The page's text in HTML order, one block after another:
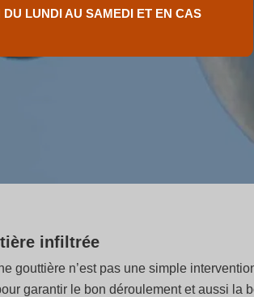
LUNDI AU SAMEDI ET EN CAS
infiltrée
gouttière n’est pas une simple
garantir le bon déroulement et aussi la